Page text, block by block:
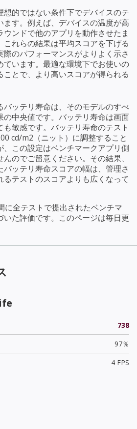
想的ではない条件下でデバイスのテ
ます。例えば、デバイスの温度が高
ンドで他のアプリを動作させたま
これらの結果は平均スコアを下げる
のパフォーマンスがよりよく示さ
ています。最適な環境下でお使いの
ことで、より高いスコアが得られる
バッテリ寿命は、そのモデルのすべ
の中央値です。バッテリ寿命は画面
敏感です。バッテリ寿命のテスト
cd/m2（ニット）に調整すること
、この設定はベンチマークアプリ側
のでご留意ください。その結果、
ッテリ寿命スコアの幅は、管理さ
テストのスコアよりも広くなって
に全テストで提出されたベンチマ
いた評価です。このページは毎日更
738
97％
4 FPS